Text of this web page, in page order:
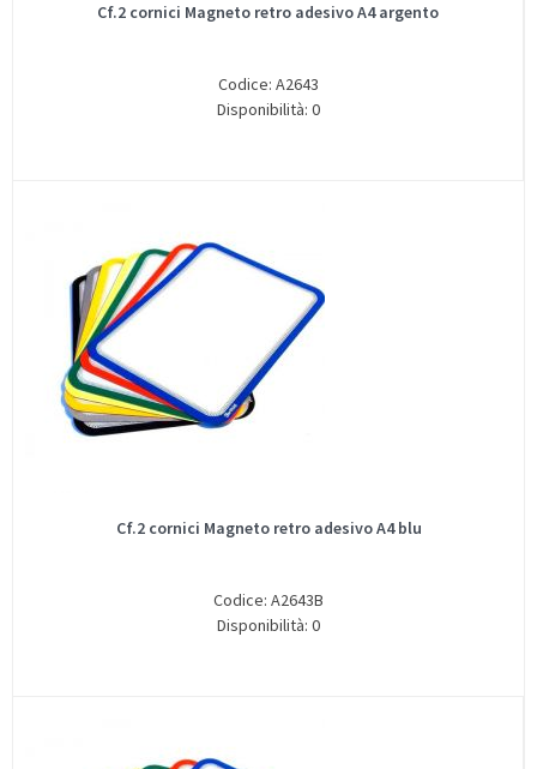
Cf.2 cornici Magneto retro adesivo A4 argento
Codice: A2643
Disponibilità: 0
Cf.2 cornici Magneto retro adesivo A4 blu
Codice: A2643B
Disponibilità: 0